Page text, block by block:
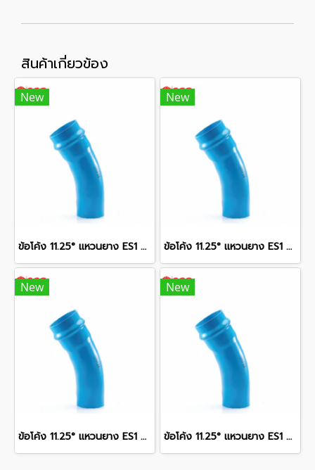
สินค้าเกี่ยวข้อง
New
ข้อโค้ง 11.25° แหวนยาง ES1 SCG ขนาด 300 มม. (12 นิ้ว ) ชั้น 13.5
New
ข้อโค้ง 11.25° แหวนยาง ES1 SCG ขนาด 400 มม. (16 นิ้ว ) ชั้น 13.5
New
ข้อโค้ง 11.25° แหวนยาง ES1 SCG ขนาด 250 มม. (10 นิ้ว ) ชั้น 13.5
New
ข้อโค้ง 11.25° แหวนยาง ES1 SCG ขนาด 350 มม. (14 นิ้ว ) ชั้น 13.5